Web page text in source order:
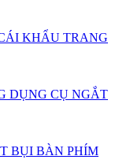
KHẨU TRANG
DỤNG CỤ NGẮT
BỤI BÀN PHÍM